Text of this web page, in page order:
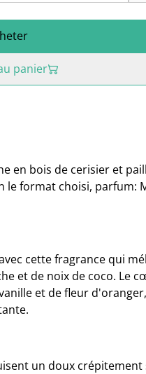
panier
en bois de cerisier et
le format choisi, parfum:
cette fragrance qui
et de noix de coco. Le
et de fleur
un doux crépitement